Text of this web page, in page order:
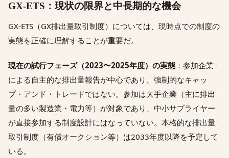
GX-ETS：現状の限界と中長期的な機会
GX-ETS（GX排出量取引制度）については、現時点での制度の
実態を正確に理解することが重要だ。
現在の試行フェーズ（2023〜2025年度）の実態 ：参加企業
による自主的な排出量報告が中心であり、強制的なキャッ
プ・アンド・トレードではない。参加は大手企業（主に排出
量の多い製造業・電力等）が対象であり、中小サプライヤー
が直接参加する制度設計にはなっていない。本格的な排出量
取引制度（有償オークション等）は2033年度以降を予定して
いる。